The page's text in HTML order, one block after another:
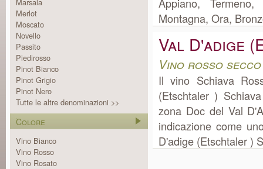
Merlot
Moscato
Novello
Passito
Piedirosso
Pinot Bianco
Pinot Grigio
Pinot Nero
Tutte le altre denominazioni >>
Colore
Vino Bianco
Vino Rosso
Vino Rosato
Montagna, Ora,
Val D'adige
Vino rosso
Il vino Schiava
(Etschtaler )
zona Doc del Val
indicazione come
D'adige (Etschtaler )